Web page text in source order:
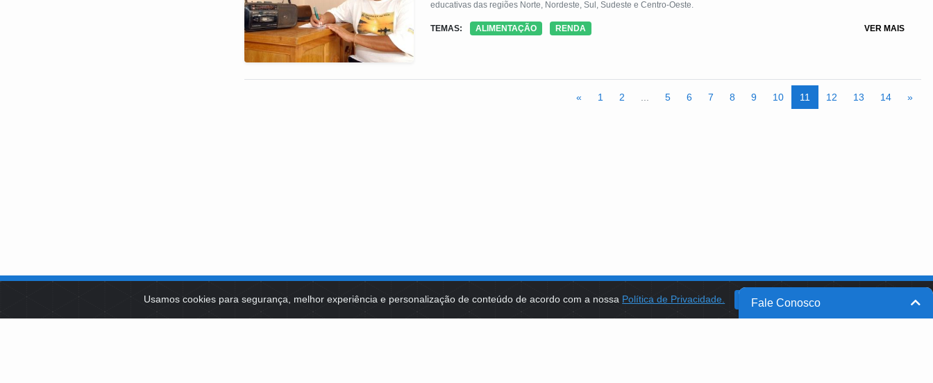
Usamos cookies para segurança, melhor experiência e personalização de conteúdo de acordo com a nossa Política de Privacidade. OK
educativas das regiões Norte, Nordeste, Sul, Sudeste e Centro-Oeste.
TEMAS: ALIMENTAÇÃO RENDA VER MAIS
« 1 2 5 6 7 8 9 10 11 12 13 14 »
Fale Conosco
PLATAFORMA DE TECNOLOGIAS IDENTIDADE VISUAL BANCO DO BRASIL